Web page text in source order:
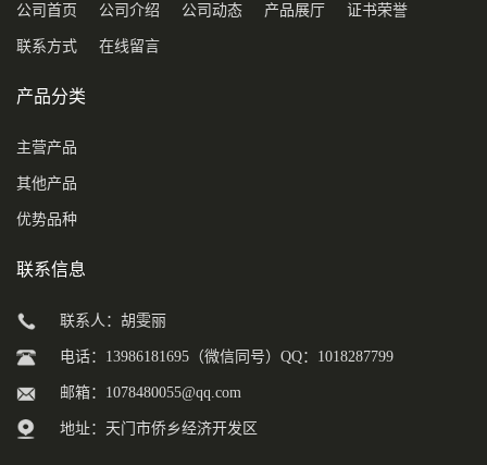
公司首页 公司介绍 公司动态 产品展厅 证书荣誉
联系方式 在线留言
产品分类
主营产品
其他产品
优势品种
联系信息
联系人：胡雯丽
电话：13986181695（微信同号）QQ：1018287799
邮箱： 1078480055@qq.com
地址：天门市侨乡经济开发区